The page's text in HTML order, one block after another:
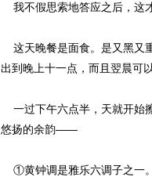
我不假思索地答应之后，这
这天晚餐是面食。是又黑又
出到晚上十一点，而且翌晨可
一过下午六点半，天就开始
悠扬的余韵——
①黄钟调是雅乐六调子之一。